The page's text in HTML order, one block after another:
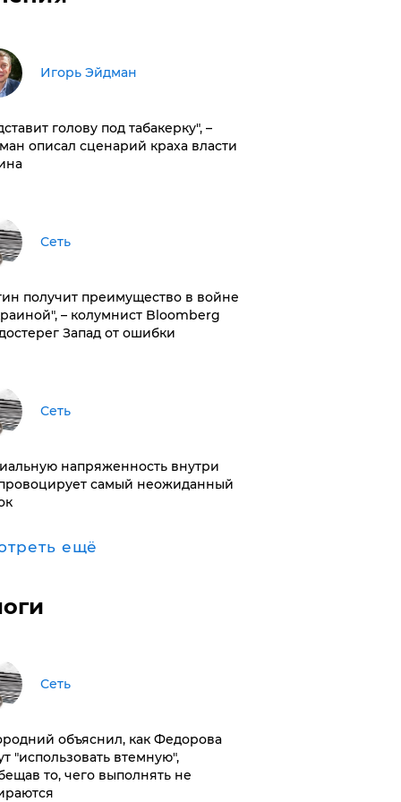
Игорь Эйдман
голову под табакерку", –
описал сценарий краха власти
Сеть
получит преимущество в войне
– колумнист Bloomberg
Запад от ошибки
Сеть
напряженность внутри
самый неожиданный
ещё
Сеть
объяснил, как Федорова
"использовать втемную",
то, чего выполнять не